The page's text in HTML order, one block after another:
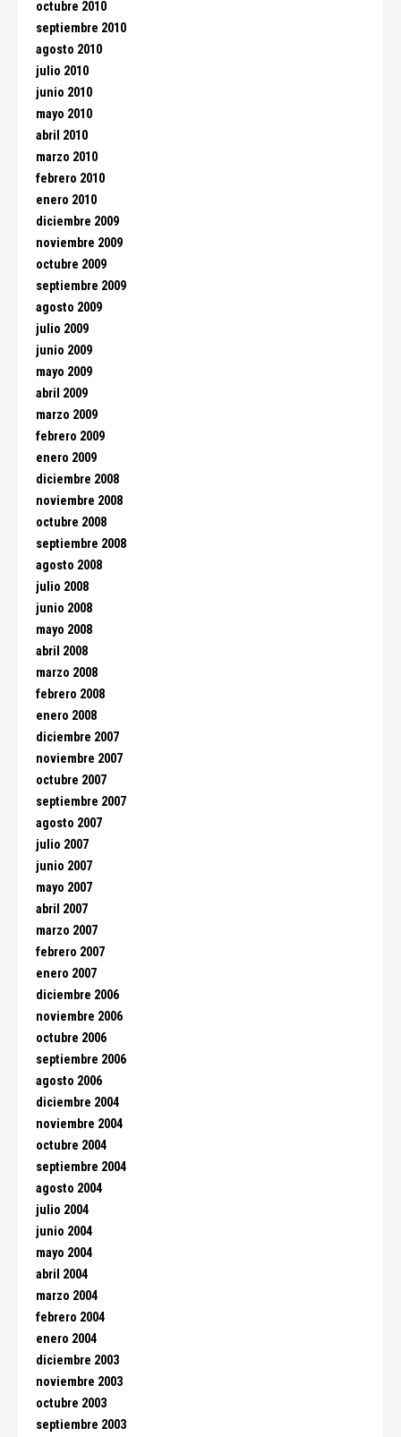
octubre 2010
septiembre 2010
agosto 2010
julio 2010
junio 2010
mayo 2010
abril 2010
marzo 2010
febrero 2010
enero 2010
diciembre 2009
noviembre 2009
octubre 2009
septiembre 2009
agosto 2009
julio 2009
junio 2009
mayo 2009
abril 2009
marzo 2009
febrero 2009
enero 2009
diciembre 2008
noviembre 2008
octubre 2008
septiembre 2008
agosto 2008
julio 2008
junio 2008
mayo 2008
abril 2008
marzo 2008
febrero 2008
enero 2008
diciembre 2007
noviembre 2007
octubre 2007
septiembre 2007
agosto 2007
julio 2007
junio 2007
mayo 2007
abril 2007
marzo 2007
febrero 2007
enero 2007
diciembre 2006
noviembre 2006
octubre 2006
septiembre 2006
agosto 2006
diciembre 2004
noviembre 2004
octubre 2004
septiembre 2004
agosto 2004
julio 2004
junio 2004
mayo 2004
abril 2004
marzo 2004
febrero 2004
enero 2004
diciembre 2003
noviembre 2003
octubre 2003
septiembre 2003